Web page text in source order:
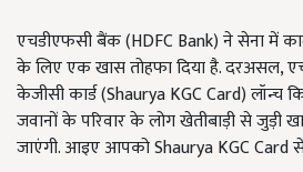
एचडीएफसी बैंक (HDFC Bank) ने सेना में
के लिए एक खास तोहफा दिया है. दरअसल,
केजीसी कार्ड (Shaurya KGC Card) लॉन्च
जवानों के परिवार के लोग खेतीबाड़ी से जुड़ी
जाएंगी. आइए आपको Shaurya KGC Card